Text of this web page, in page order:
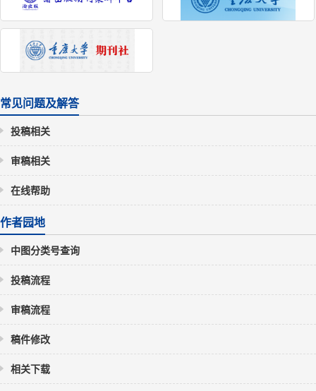
常见问题及解答
投稿相关
审稿相关
在线帮助
作者园地
中图分类号查询
投稿流程
审稿流程
稿件修改
相关下载